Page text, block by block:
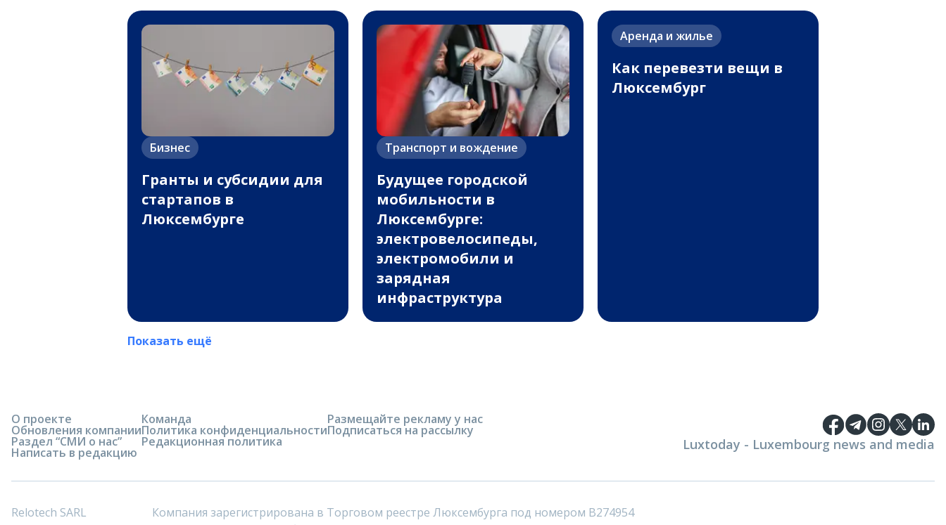
Бизнес
Гранты и субсидии для
стартапов в
Люксембурге
Транспорт и вождение
Будущее городской
мобильности в
Люксембурге:
электровелосипеды,
электромобили и
зарядная
инфраструктура
Аренда и жилье
Как перевезти вещи в
Люксембург
Показать ещё
О проекте
Обновления компании
Раздел “СМИ о нас”
Написать в редакцию
Команда
Политика конфиденциальности
Редакционная политика
Размещайте рекламу у нас
Подписаться на рассылку
Luxtoday - Luxembourg news and media
Relotech SARL
Компания зарегистрирована в Торговом реестре Люксембурга под номером B274954